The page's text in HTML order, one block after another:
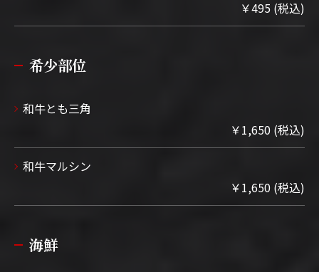
￥495 (税込)
希少部位
和牛とも三角
￥1,650 (税込)
和牛マルシン
￥1,650 (税込)
海鮮